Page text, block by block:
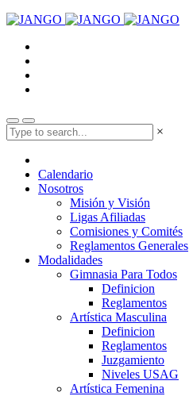
×
Calendario
Nosotros
Misión y Visión
Ligas Afiliadas
Comisiones y Comités
Reglamentos Generales
Modalidades
Gimnasia Para Todos
Definicion
Reglamentos
Artística Masculina
Definicion
Reglamentos
Juzgamiento
Niveles USAG
Artística Femenina